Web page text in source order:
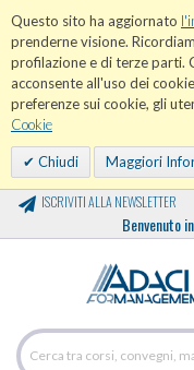
Questo sito ha aggiornato
prenderne visione.
profilazione e di terze parti.
acconsente all'uso dei
preferenze sui cookie, gli
Cookie
Chiudi Maggiori
ISCRIVITI ALLA NEWSLETTER
Benvenuto